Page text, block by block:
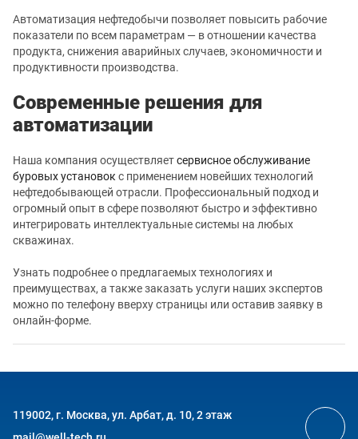
Автоматизация нефтедобычи позволяет повысить рабочие
показатели по всем параметрам — в отношении качества
продукта, снижения аварийных случаев, экономичности и
продуктивности производства.
Современные решения для
автоматизации
Наша компания осуществляетсервисное обслуживание
буровых установок с применением новейших технологий
нефтедобывающей отрасли. Профессиональный подход и
огромный опыт в сфере позволяют быстро и эффективно
интегрировать интеллектуальные системы на любых
скважинах.
Узнать подробнее о предлагаемых технологиях и
преимуществах, а также заказать услуги наших экспертов
можно по телефону вверху страницы или оставив заявку в
онлайн-форме.
119002, г. Москва, ул. Арбат, д. 10, 2 этаж